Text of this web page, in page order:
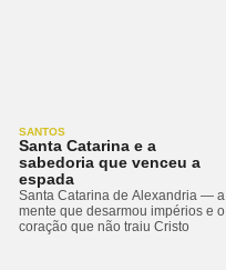
SANTOS
Santa Catarina e a
sabedoria que venceu a
espada
Santa Catarina de Alexandria — a
mente que desarmou impérios e o
coração que não traiu Cristo